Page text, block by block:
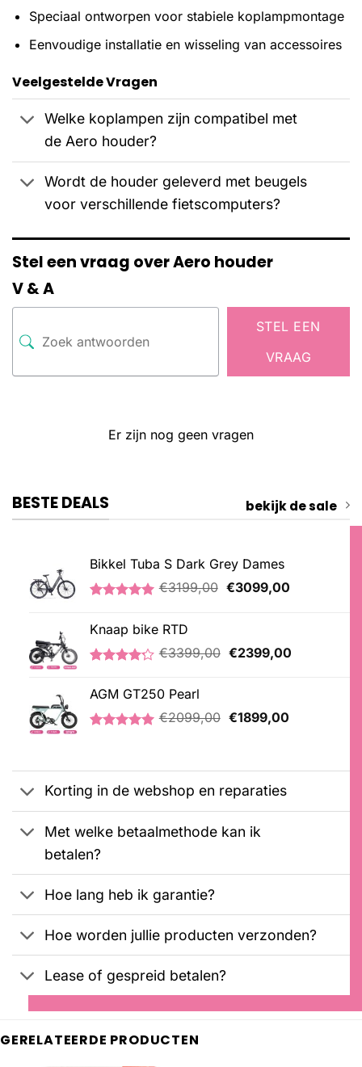
Speciaal ontworpen voor stabiele koplampmontage
Eenvoudige installatie en wisseling van accessoires
Veelgestelde Vragen
Welke koplampen zijn compatibel met
de Aero houder?
Wordt de houder geleverd met beugels
voor verschillende fietscomputers?
Stel een vraag over Aero houder
V & A
STEL EEN
VRAAG
Er zijn nog geen vragen
BESTE DEALS bekijk de sale
Bikkel Tuba S Dark Grey Dames
gebaseerd
op
klantbeoordeling
€3199,00 Oorspronkelijke
€3099,00Huidige
Knaap bike RTD
4.20 op 5
gebaseerd
op
klantbeoordelingen
€3399,00 Oorspronkelijke
€2399,00Huidige
AGM GT250 Pearl
klantbeoordelingen
€2099,00 Oorspronkelijke
€1899,00Huidige
Korting in de webshop en reparaties
Met welke betaalmethode kan ik
betalen?
Hoe lang heb ik garantie?
Hoe worden jullie producten verzonden?
Lease of gespreid betalen?
GERELATEERDE PRODUCTEN